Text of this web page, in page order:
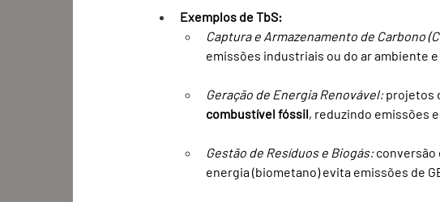
Exemplos de TbS:
Captura e Armazenamento de Carbono
emissões industriais ou do ar ambiente
Geração de Energia Renovável: projetos
combustível fóssil, reduzindo emissões
Gestão de Resíduos e Biogás: conversão
energia (biometano) evita emissões de